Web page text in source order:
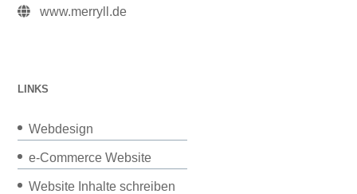
www.merryll.de
LINKS
Webdesign
e-Commerce Website
Website Inhalte schreiben